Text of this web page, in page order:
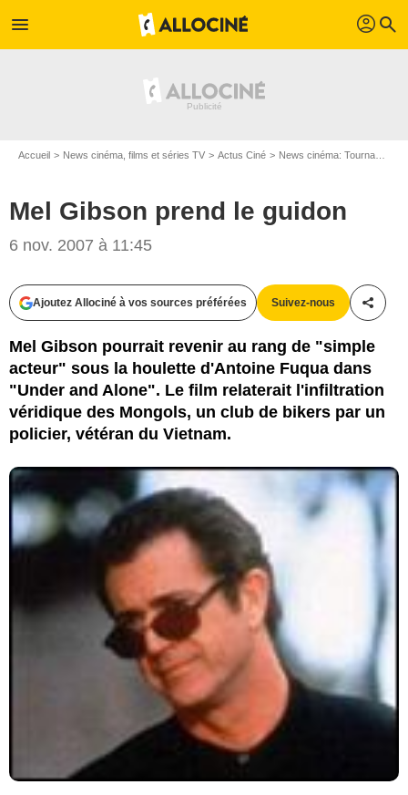
menu profil search
Accueil News cinéma, films et séries TV Actus Ciné News cinéma: Tournages
Mel Gibson prend le guidon
6 nov. 2007 à 11:45
Ajoutez Allociné à vos sources préférées Suivez-nous
Mel Gibson pourrait revenir au rang de "simple
acteur" sous la houlette d'Antoine Fuqua dans
"Under and Alone". Le film relaterait l'infiltration
véridique des Mongols, un club de bikers par un
policier, vétéran du Vietnam.